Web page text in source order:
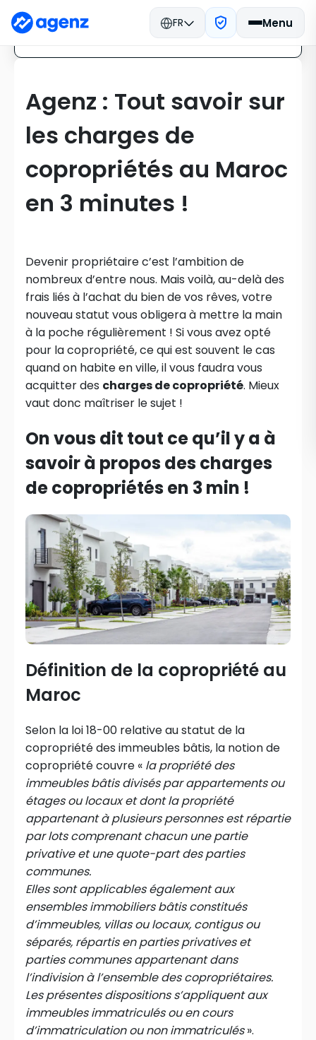
FR Menu
Partager sur
Agenz : Tout savoir sur
les charges de
copropriétés au Maroc
en 3 minutes !
Devenir propriétaire c’est l’ambition de
nombreux d’entre nous. Mais voilà, au-delà des
frais liés à l’achat du bien de vos rêves, votre
nouveau statut vous obligera à mettre la main
à la poche régulièrement ! Si vous avez opté
pour la copropriété, ce qui est souvent le cas
quand on habite en ville, il vous faudra vous
acquitter des charges de copropriété. Mieux
vaut donc maîtriser le sujet !
On vous dit tout ce qu’il y a à
savoir à propos des charges
de copropriétés en 3 min !
Définition de la copropriété au
Maroc
Selon la loi 18-00 relative au statut de la
copropriété des immeubles bâtis, la notion de
copropriété couvre « la propriété des
immeubles bâtis divisés par appartements ou
étages ou locaux et dont la propriété
appartenant à plusieurs personnes est répartie
par lots comprenant chacun une partie
privative et une quote-part des parties
communes.
Elles sont applicables également aux
ensembles immobiliers bâtis constitués
d’immeubles, villas ou locaux, contigus ou
séparés, répartis en parties privatives et
parties communes appartenant dans
l’indivision à l’ensemble des copropriétaires.
Les présentes dispositions s’appliquent aux
immeubles immatriculés ou en cours
d’immatriculation ou non immatriculés».